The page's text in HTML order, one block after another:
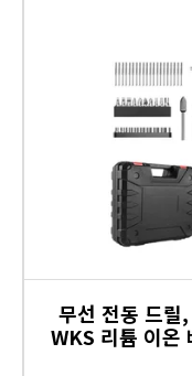
무선 전동 드릴
WKS 리튬 이